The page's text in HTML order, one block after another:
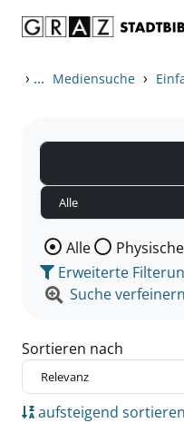
› ... Mediensuche ›
Wählen Sie die
Alle
Erweiterte
Suche
Sortieren nach
aufsteigend sortieren